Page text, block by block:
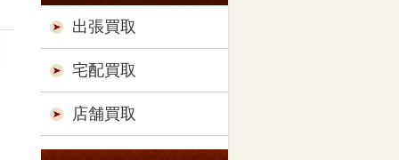
出張買取
宅配買取
店舗買取